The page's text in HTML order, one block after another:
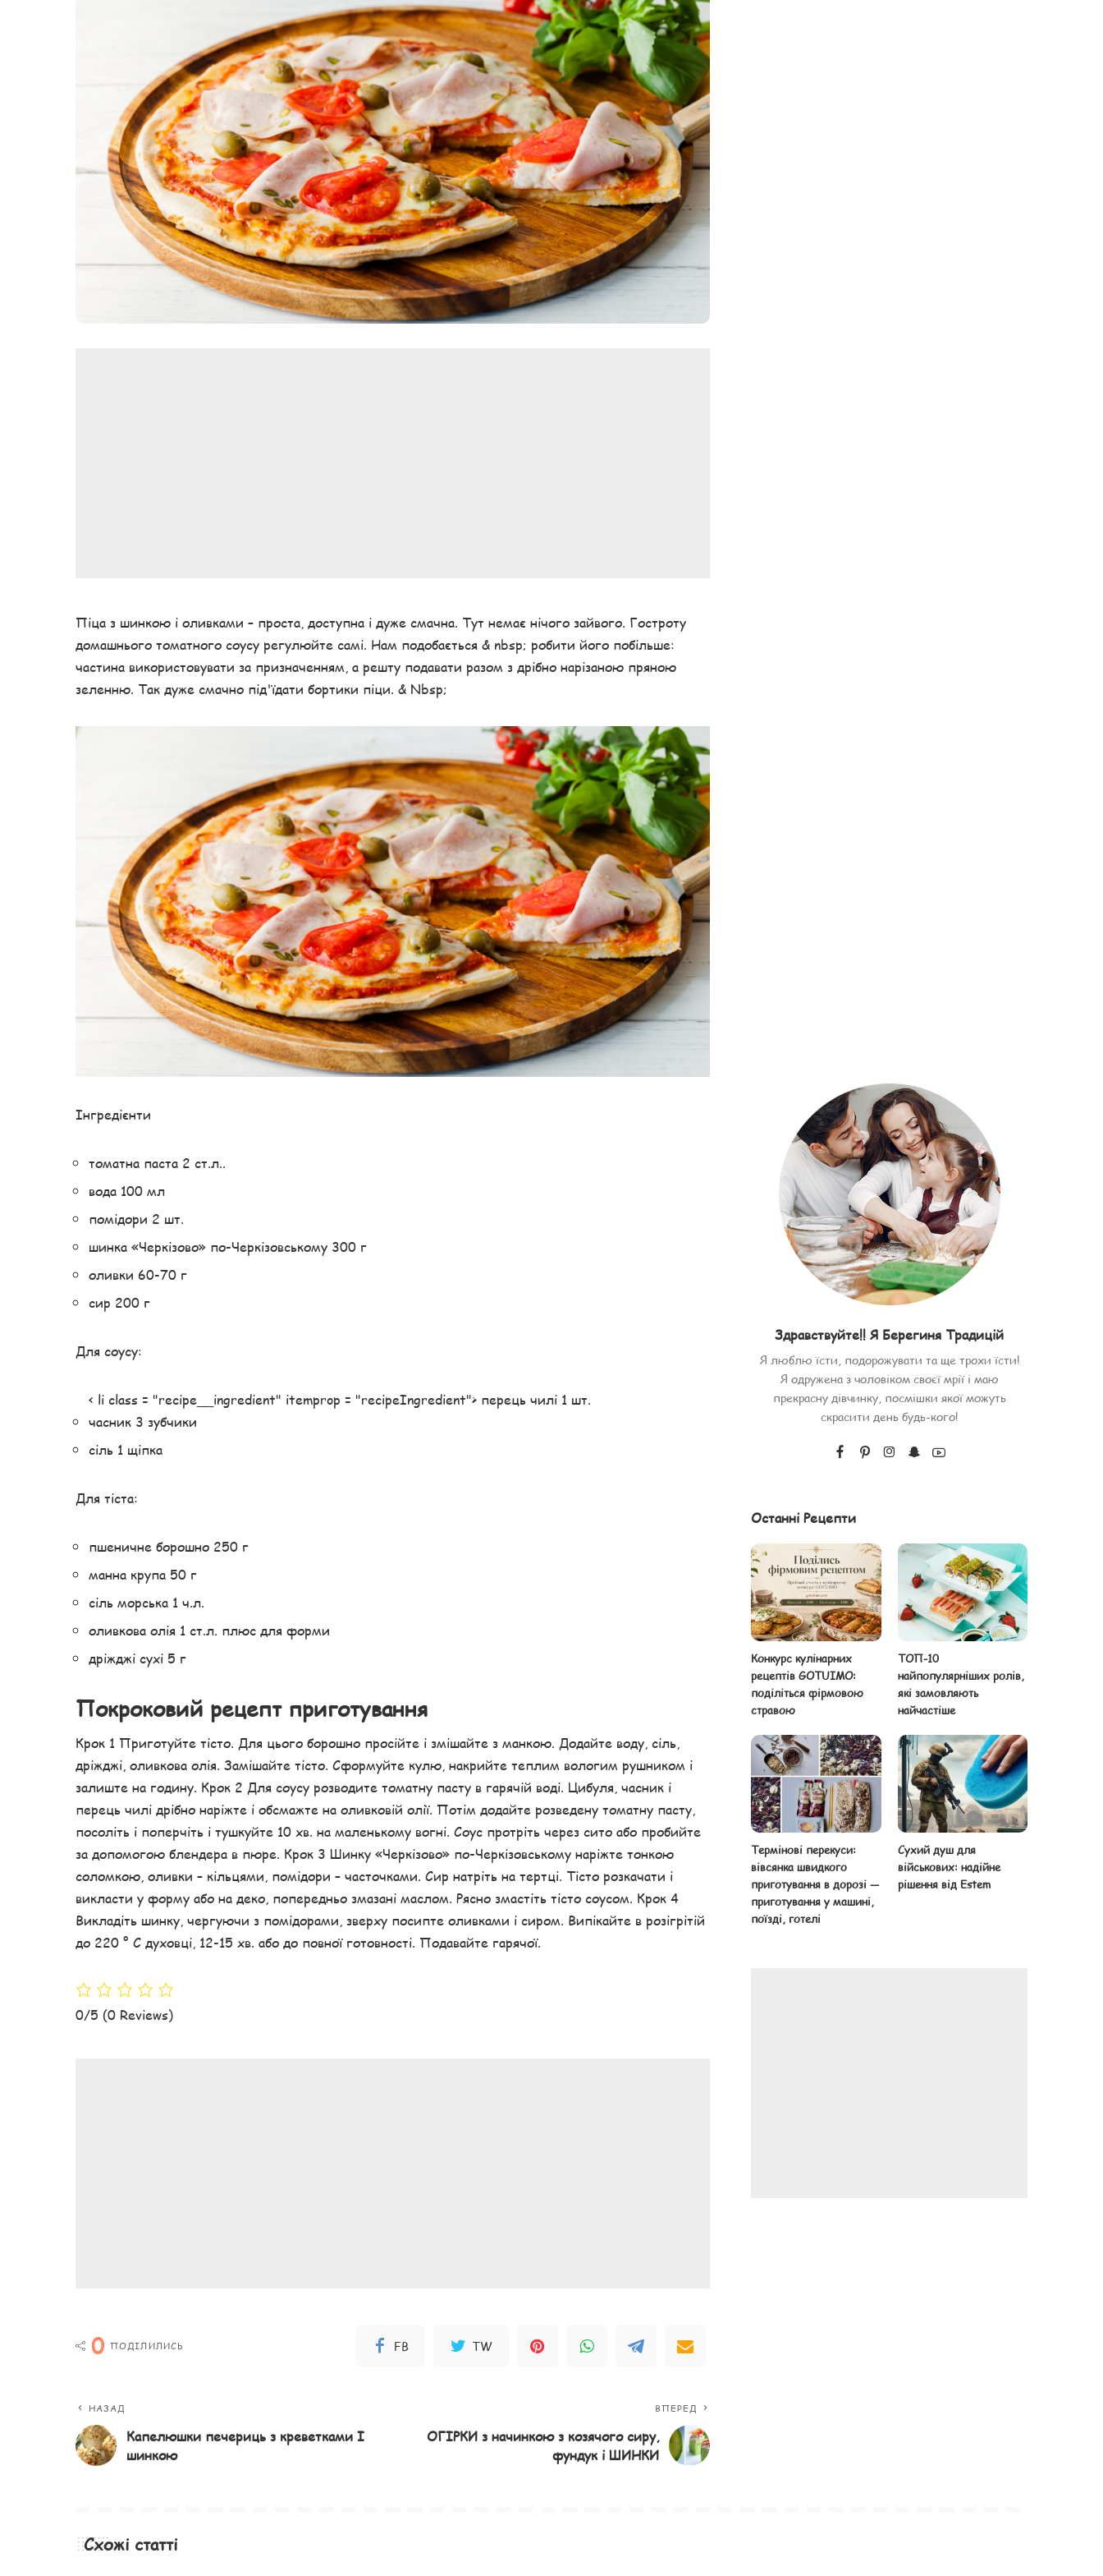
Рецепти із фаршу
Піца з шинкою і оливками – проста, доступна і дуже смачна. Тут немає нічого зайвого. Гостроту
домашнього томатного соусу регулюйте самі. Нам подобається & nbsp; робити його побільше:
частина використовувати за призначенням, а решту подавати разом з дрібно нарізаною пряною
зеленню. Так дуже смачно під'їдати бортики піци. & Nbsp;
Інгредієнти
томатна паста 2 ст.л..
вода 100 мл
помідори 2 шт.
шинка «Черкізово» по-Черкізовському 300 г
оливки 60-70 г
сир 200 г
Для соусу:
< li class = "recipe__ingredient" itemprop = "recipeIngredient"> перець чилі 1 шт.
часник 3 зубчики
сіль 1 щіпка
Для тіста:
пшеничне борошно 250 г
манна крупа 50 г
сіль морська 1 ч.л.
оливкова олія 1 ст.л. плюс для форми
дріжджі сухі 5 г
Покроковий рецепт приготування
Крок 1 Приготуйте тісто. Для цього борошно просійте і змішайте з манкою. Додайте воду, сіль,
дріжджі, оливкова олія. Замішайте тісто. Сформуйте кулю, накрийте теплим вологим рушником і
залиште на годину. Крок 2 Для соусу розводите томатну пасту в гарячій воді. Цибуля, часник і
перець чилі дрібно наріжте і обсмажте на оливковій олії. Потім додайте розведену томатну пасту,
посоліть і поперчіть і тушкуйте 10 хв. на маленькому вогні. Соус протріть через сито або пробийте
за допомогою блендера в пюре. Крок 3 Шинку «Черкізово» по-Черкізовському наріжте тонкою
соломкою, оливки – кільцями, помідори – часточками. Сир натріть на тертці. Тісто розкачати і
викласти у форму або на деко, попередньо змазані маслом. Рясно змастіть тісто соусом. Крок 4
Викладіть шинку, чергуючи з помідорами, зверху посипте оливками і сиром. Випікайте в розігрітій
до 220 ° С духовці, 12-15 хв. або до повної готовності. Подавайте гарячої.
0/5 (0 Reviews)
0 ПОДІЛИЛИСЬ FB TW
НАЗАД
Капелюшки печериць з креветками І
шинкою
ВПЕРЕД
ОГІРКИ з начинкою з козячого сиру,
фундук і ШИНКИ
Здравствуйте!! Я Берегиня Традицій
Я люблю їсти, подорожувати та ще трохи їсти!
Я одружена з чоловіком своєї мрії і маю
прекрасну дівчинку, посмішки якої можуть
скрасити день будь-кого!
Останні Рецепти
Конкурс кулінарних
рецептів GOTUIMO:
поділіться фірмовою
стравою
ТОП-10
найпопулярніших ролів,
які замовляють
найчастіше
Термінові перекуси:
вівсянка швидкого
приготування в дорозі —
приготування у машині,
поїзді, готелі
Сухий душ для
військових: надійне
рішення від Estem
Схожі статті